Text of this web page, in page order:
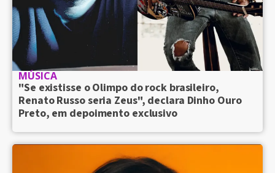
MÚSICA
"Se existisse o Olimpo do rock brasileiro,
Renato Russo seria Zeus", declara Dinho Ouro
Preto, em depoimento exclusivo